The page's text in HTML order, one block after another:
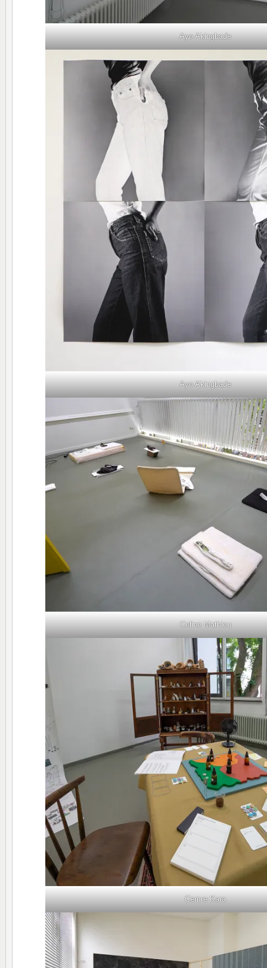
Ayo Akingbade
Ayo Akingbade
Celine Mathieu
Cemre Kara